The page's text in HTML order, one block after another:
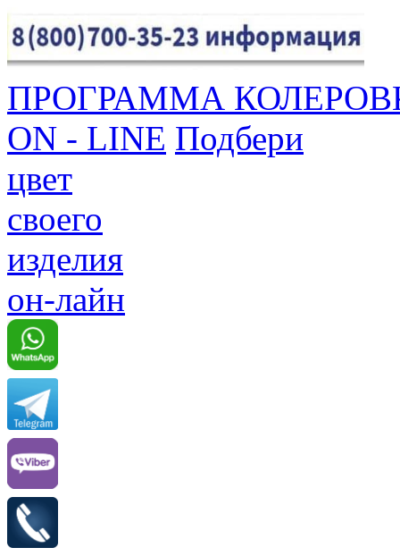
ПРОГРАММА
ON - LINE Подбери
цвет
своего
изделия
он-лайн